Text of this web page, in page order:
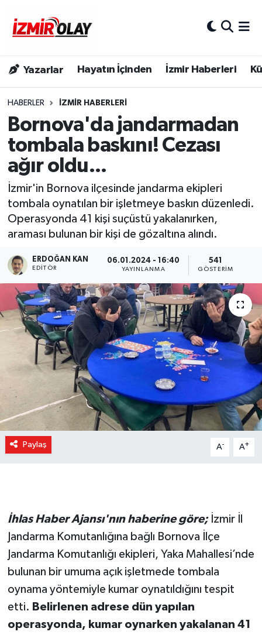
Yazarlar Hayatın İçinden İzmir Haberleri
HABERLER İZMIR HABERLERI
Bornova'da jandarmadan
tombala baskını! Cezası
ağır oldu...
İzmir'in Bornova ilçesinde jandarma ekipleri
tombala oynatılan bir işletmeye baskın düzenledi.
Operasyonda 41 kişi suçüstü yakalanırken,
araması bulunan bir kişi de gözaltına alındı.
ERDOĞAN KAN
EDITÖR
06.01.2024 - 16:40
YAYINLANMA
541
GÖSTERIM
Paylaş A- A+
İhlas Haber Ajansı'nın haberine göre;İzmir İl
Jandarma Komutanlığına bağlı Bornova İlçe
Jandarma Komutanlığı ekipleri, Yaka Mahallesi’nde
bulunan bir umuma açık işletmede tombala
oynama yöntemiyle kumar oynatıldığını tespit
etti. Belirlenen adrese dün yapılan
operasyonda, kumar oynarken yakalanan 41
Konak Trafik Yoğunluk Haritası
Süper Lig Puan Durumu ve Fikstür
Tüm Manşetler
Son Dakika Haberleri
Haber Arşivi